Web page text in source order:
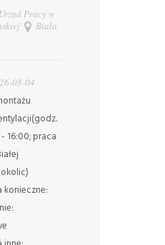
Pracy w
Biała
08-04
16:00; praca
konieczne: